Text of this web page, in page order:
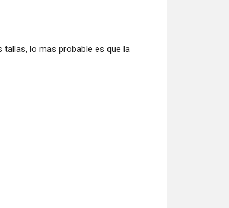
lo mas probable es que la